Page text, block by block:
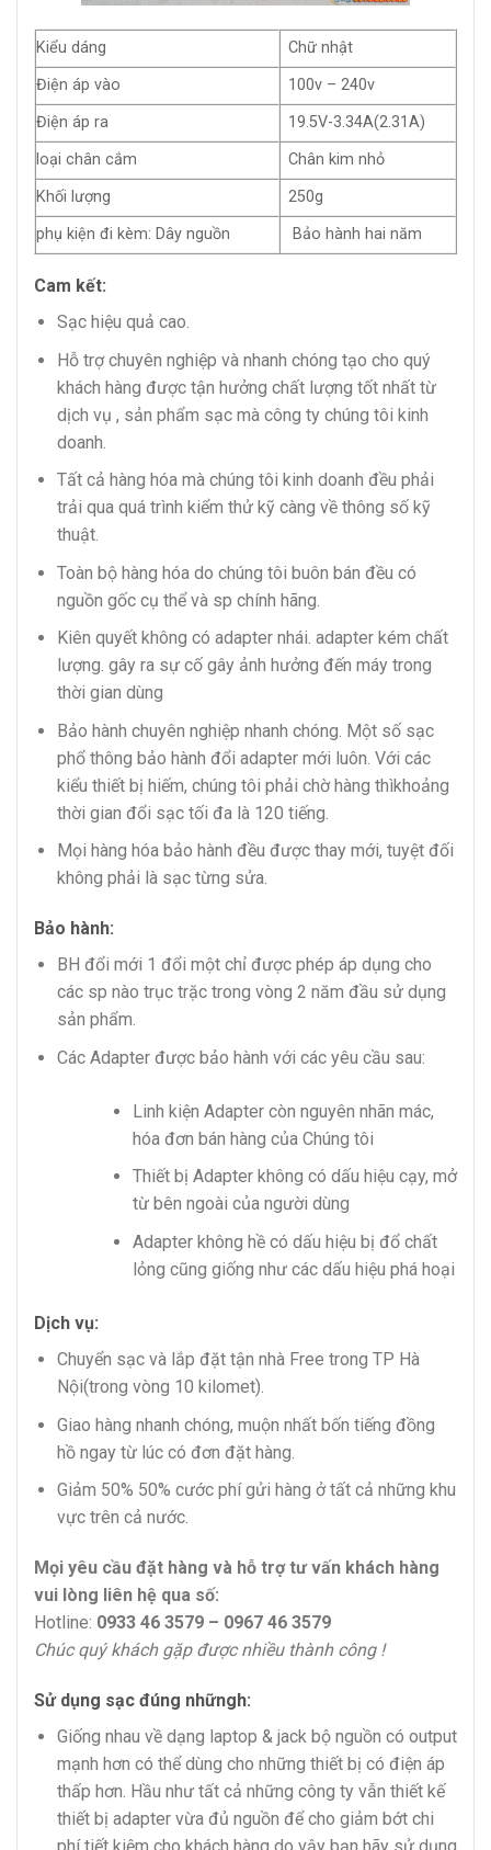
Kiểu dáng
Chữ nhật
Điện áp vào
100v – 240v
Điện áp ra
19.5V-3.34A(2.31A)
loại chân cắm
Chân kim nhỏ
Khối lượng
250g
phụ kiện đi kèm: Dây nguồn
Bảo hành hai năm
Cam kết:
Sạc hiệu quả cao.
Hỗ trợ chuyên nghiệp và nhanh chóng tạo cho quý
khách hàng được tận hưởng chất lượng tốt nhất từ
dịch vụ , sản phẩm sạc mà công ty chúng tôi kinh
doanh.
Tất cả hàng hóa mà chúng tôi kinh doanh đều phải
trải qua quá trình kiểm thử kỹ càng về thông số kỹ
thuật.
Toàn bộ hàng hóa do chúng tôi buôn bán đều có
nguồn gốc cụ thể và sp chính hãng.
Kiên quyết không có adapter nhái. adapter kém chất
lượng. gây ra sự cố gây ảnh hưởng đến máy trong
thời gian dùng
Bảo hành chuyên nghiệp nhanh chóng. Một số sạc
phổ thông bảo hành đổi adapter mới luôn. Với các
kiểu thiết bị hiếm, chúng tôi phải chờ hàng thìkhoảng
thời gian đổi sạc tối đa là 120 tiếng.
Mọi hàng hóa bảo hành đều được thay mới, tuyệt đối
không phải là sạc từng sửa.
Bảo hành:
BH đổi mới 1 đổi một chỉ được phép áp dụng cho
các sp nào trục trặc trong vòng 2 năm đầu sử dụng
sản phẩm.
Các Adapter được bảo hành với các yêu cầu sau:
Linh kiện Adapter còn nguyên nhãn mác,
hóa đơn bán hàng của Chúng tôi
Thiết bị Adapter không có dấu hiệu cạy, mở
từ bên ngoài của người dùng
Adapter không hề có dấu hiệu bị đổ chất
lỏng cũng giống như các dấu hiệu phá hoại
Dịch vụ:
Chuyển sạc và lắp đặt tận nhà Free trong TP Hà
Nội(trong vòng 10 kilomet).
Giao hàng nhanh chóng, muộn nhất bốn tiếng đồng
hồ ngay từ lúc có đơn đặt hàng.
Giảm 50% 50% cước phí gửi hàng ở tất cả những khu
vực trên cả nước.
Mọi yêu cầu đặt hàng và hỗ trợ tư vấn khách hàng
vui lòng liên hệ qua số:
Hotline: 0933 46 3579 – 0967 46 3579
Chúc quý khách gặp được nhiều thành công !
Sử dụng sạc đúng nhữngh:
Giống nhau về dạng laptop & jack bộ nguồn có output
mạnh hơn có thể dùng cho những thiết bị có điện áp
thấp hơn. Hầu như tất cả những công ty vẫn thiết kế
thiết bị adapter vừa đủ nguồn để cho giảm bớt chi